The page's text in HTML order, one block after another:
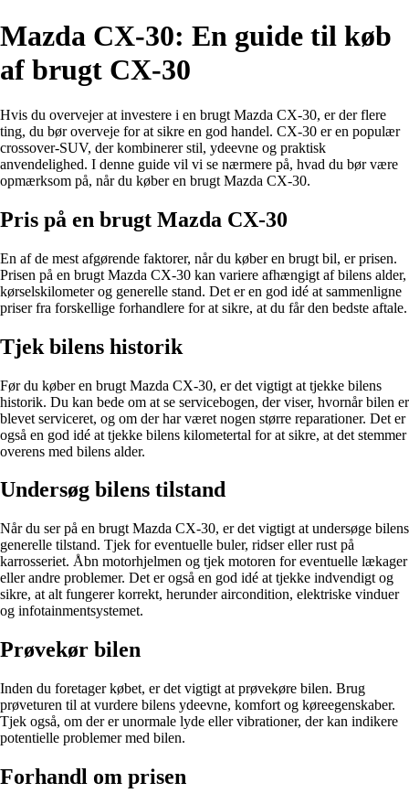
Mazda CX-30: En guide til køb
af brugt CX-30
Hvis du overvejer at investere i en brugt Mazda CX-30, er der flere
ting, du bør overveje for at sikre en god handel. CX-30 er en populær
crossover-SUV, der kombinerer stil, ydeevne og praktisk
anvendelighed. I denne guide vil vi se nærmere på, hvad du bør være
opmærksom på, når du køber en brugt Mazda CX-30.
Pris på en brugt Mazda CX-30
En af de mest afgørende faktorer, når du køber en brugt bil, er prisen.
Prisen på en brugt Mazda CX-30 kan variere afhængigt af bilens alder,
kørselskilometer og generelle stand. Det er en god idé at sammenligne
priser fra forskellige forhandlere for at sikre, at du får den bedste aftale.
Tjek bilens historik
Før du køber en brugt Mazda CX-30, er det vigtigt at tjekke bilens
historik. Du kan bede om at se servicebogen, der viser, hvornår bilen er
blevet serviceret, og om der har været nogen større reparationer. Det er
også en god idé at tjekke bilens kilometertal for at sikre, at det stemmer
overens med bilens alder.
Undersøg bilens tilstand
Når du ser på en brugt Mazda CX-30, er det vigtigt at undersøge bilens
generelle tilstand. Tjek for eventuelle buler, ridser eller rust på
karrosseriet. Åbn motorhjelmen og tjek motoren for eventuelle lækager
eller andre problemer. Det er også en god idé at tjekke indvendigt og
sikre, at alt fungerer korrekt, herunder aircondition, elektriske vinduer
og infotainmentsystemet.
Prøvekør bilen
Inden du foretager købet, er det vigtigt at prøvekøre bilen. Brug
prøveturen til at vurdere bilens ydeevne, komfort og køreegenskaber.
Tjek også, om der er unormale lyde eller vibrationer, der kan indikere
potentielle problemer med bilen.
Forhandl om prisen